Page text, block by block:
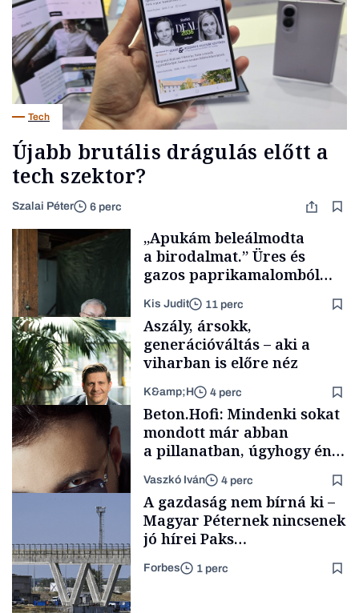
Tech
Újabb brutális drágulás előtt a
tech szektor?
Szalai Péter 6 perc
Családi
vállalkozások
„Apukám beleálmodta
a birodalmat.” Üres és
gazos paprikamalomból
lett az igazi családi
fűszersztori
Kis Judit 11 perc
TÁMOGATÓI
Aszály, ársokk,
generációváltás – aki a
viharban is előre néz
K&amp;H 4 perc
Forbes-sztori
Beton.Hofi: Mindenki sokat
mondott már abban
a pillanatban, úgyhogy én
a legsarkosabb
gondolataimat akartam
kimondani
Vaszkó Iván 4 perc
A gazdaság nem bírná ki –
Magyar Péternek nincsenek
jó hírei Paks
újraindításáról
Forbes 1 perc